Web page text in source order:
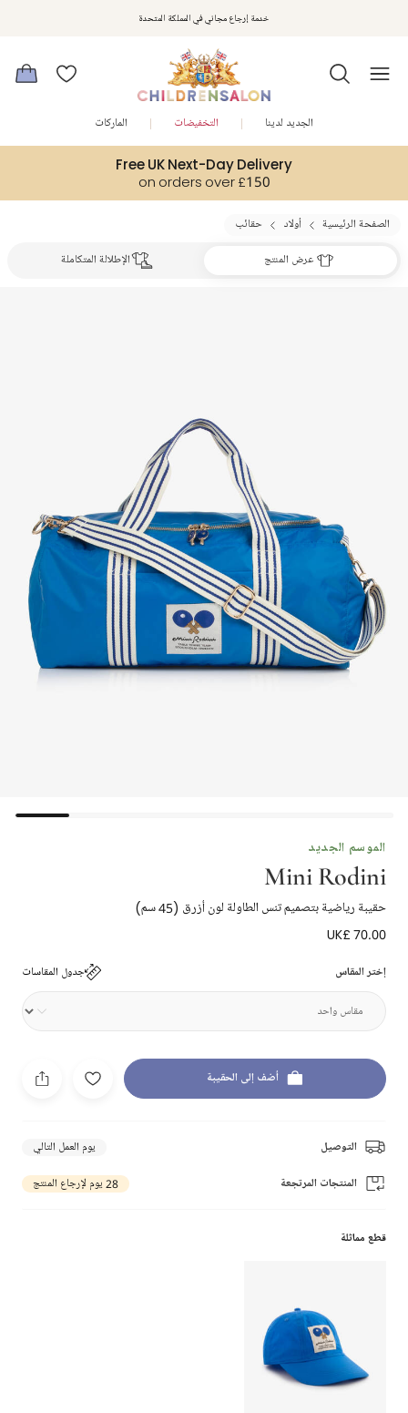
استمتعوا بخصم 10% على طلبيتكم الأولى كهدية ترحيب. سجلوا من هناخدمة إرجاع مجاني في المملكة المتحدة
Free UK Next-Day Delivery
on orders over £150
الجديد لدينا التخفيضات الماركات
الصفحة الرئيسية أولاد حقائب
عرض المنتج الإطلالة المتكاملة
الموسم الجديد
Mini Rodini
حقيبة رياضية بتصميم تنس الطاولة لون أزرق (45 سم)
UK£ 70.00
إختر المقاس جدول المقاسات
أضف إلى الحقيبة
التوصيل يوم العمل التالي
المنتجات المرتجعة 28 يوم لإرجاع المنتج
قطع مماثلة